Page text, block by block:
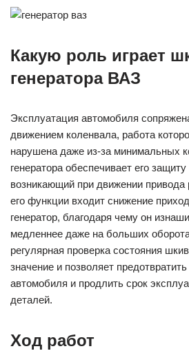
Какую роль играет
генератора ВАЗ
Эксплуатация автомобиля
движением коленвала, работа
нарушена даже из-за минимальных
генератора обеспечивает его
возникающий при движении привода
его функции входит снижение
генератор, благодаря чему он
медленнее даже на больших
регулярная проверка состояния
значение и позволяет
автомобиля и продлить срок
деталей.
Ход работ